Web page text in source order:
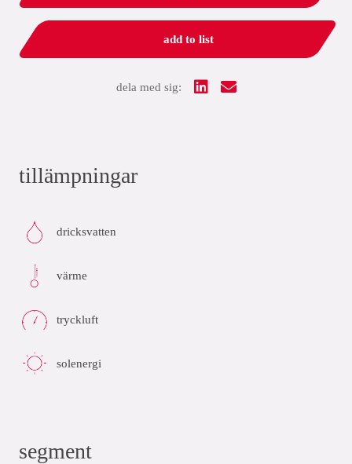
add to list
dela med sig:
tillämpningar
dricksvatten
värme
tryckluft
solenergi
segment